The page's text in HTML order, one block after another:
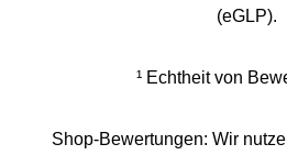
(eGLP).
¹ Echtheit von
Shop-Bewertungen: Wir